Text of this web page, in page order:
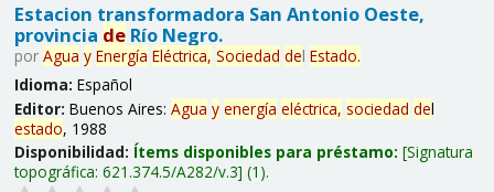
Estacion transformadora San Antonio Oeste,
provincia deRío Negro.
por Agua y Energía Eléctrica, Sociedad del Estado.
Idioma: Español
Editor: Buenos Aires: Agua y energía eléctrica, sociedad del
estado, 1988
Disponibilidad: Ítems disponibles para préstamo: Signatura
topográfica: 621.374.5/A282/v.3 (1).